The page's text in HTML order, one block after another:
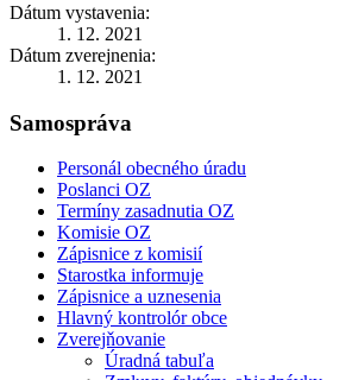
Dátum vystavenia:
1. 12. 2021
Dátum zverejnenia:
1. 12. 2021
Samospráva
Personál obecného úradu
Poslanci OZ
Termíny zasadnutia OZ
Komisie OZ
Zápisnice z komisií
Starostka informuje
Zápisnice a uznesenia
Hlavný kontrolór obce
Zverejňovanie
Úradná tabuľa